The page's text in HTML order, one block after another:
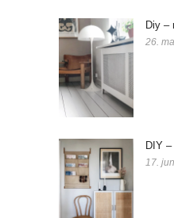
Diy –
26.
DIY
17.